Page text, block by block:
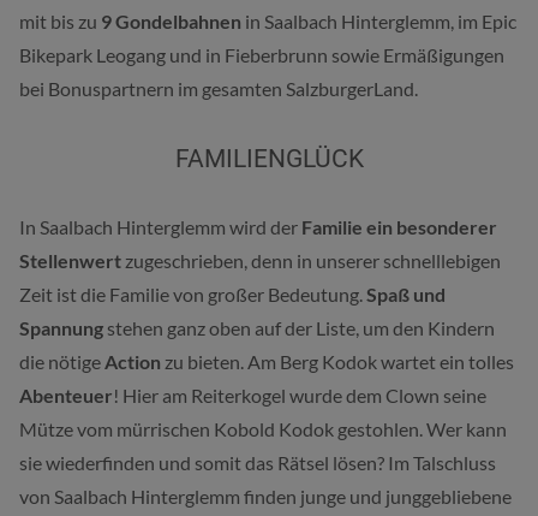
mit bis zu 9 Gondelbahnen in Saalbach Hinterglemm, im Epic
Bikepark Leogang und in Fieberbrunn sowie Ermäßigungen
bei Bonuspartnern im gesamten SalzburgerLand.
FAMILIENGLÜCK
In Saalbach Hinterglemm wird der Familie ein besonderer
Stellenwert zugeschrieben, denn in unserer schnelllebigen
Zeit ist die Familie von großer Bedeutung. Spaß und
Spannung stehen ganz oben auf der Liste, um den Kindern
die nötige Action zu bieten. Am Berg Kodok wartet ein tolles
Abenteuer! Hier am Reiterkogel wurde dem Clown seine
Mütze vom mürrischen Kobold Kodok gestohlen. Wer kann
sie wiederfinden und somit das Rätsel lösen? Im Talschluss
von Saalbach Hinterglemm finden junge und junggebliebene